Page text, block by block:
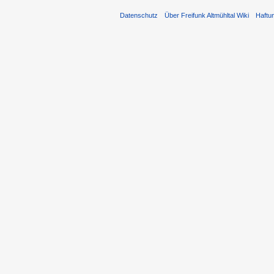
Datenschutz Über Freifunk Altmühltal Wiki